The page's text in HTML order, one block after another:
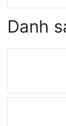
Danh